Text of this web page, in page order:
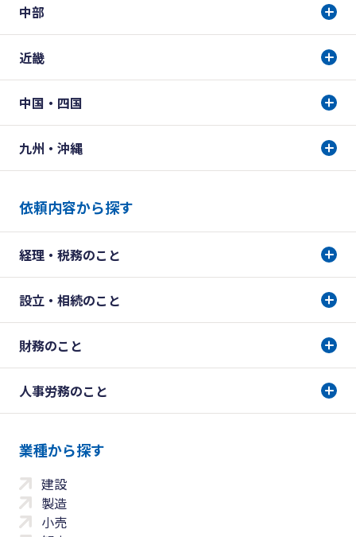
中部
近畿
中国・四国
九州・沖縄
依頼内容から探す
経理・税務のこと
設立・相続のこと
財務のこと
人事労務のこと
業種から探す
建設
製造
小売